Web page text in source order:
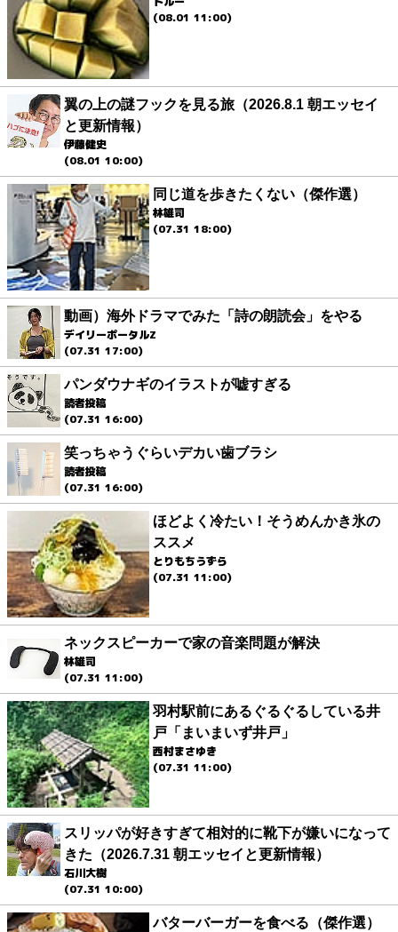
(08.01 11:00)
翼の上の謎フックを見る旅（2026.8.1 朝エッセイ
と更新情報）
伊藤健史
(08.01 10:00)
同じ道を歩きたくない（傑作選）
林雄司
(07.31 18:00)
動画）海外ドラマでみた「詩の朗読会」をやる
デイリーポータルZ
(07.31 17:00)
パンダウナギのイラストが嘘すぎる
読者投稿
(07.31 16:00)
笑っちゃうぐらいデカい歯ブラシ
読者投稿
(07.31 16:00)
ほどよく冷たい！そうめんかき氷の
ススメ
とりもちうずら
(07.31 11:00)
ネックスピーカーで家の音楽問題が解決
林雄司
(07.31 11:00)
羽村駅前にあるぐるぐるしている井
戸「まいまいず井戸」
西村まさゆき
(07.31 11:00)
スリッパが好きすぎて相対的に靴下が嫌いになって
きた（2026.7.31 朝エッセイと更新情報）
石川大樹
(07.31 10:00)
バターバーガーを食べる（傑作選）